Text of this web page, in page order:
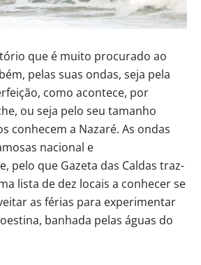
que é muito procurado ao
pelas suas ondas, seja pela
como acontece, por
ou seja pelo seu tamanho
conhecem a Nazaré. As ondas
nacional e
pelo que Gazeta das Caldas traz-
lista de dez locais a conhecer se
as férias para experimentar
banhada pelas águas do